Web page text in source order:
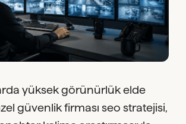
yüksek görünürlük elde
güvenlik firması seo stratejisi,